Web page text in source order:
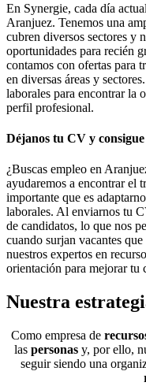
En Synergie, cada día
Aranjuez. Tenemos una
cubren diversos sectores y
oportunidades para recién
contamos con ofertas para
en diversas áreas y
laborales para encontrar la
perfil profesional.
Déjanos tu CV y
¿Buscas empleo en
ayudaremos a encontrar el
importante que es
laborales. Al enviarnos tu
de candidatos, lo que nos
cuando surjan vacantes
nuestros expertos en
orientación para mejorar tu
Nuestra
Como empresa de
las personas y, por ello,
seguir siendo una